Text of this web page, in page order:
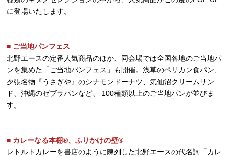
に登場いたします。
■ ご当地パンフェス
北野エースの定番人気商品のほか、同会場では全国各地のご当地パ
ンを集めた「ご当地パンフェス」も開催。浅草のペリカン食パン、
夕張名物『うさぎや』のシナモンドーナツ、気仙沼クリームサン
ド、沖縄のゼブラパンなど、 100種類以上のご当地パンが並びま
す。
■ カレーなる本棚®、ふりかけの壁®
レトルトカレーを書店のように陳列した北野エースの代名詞「カレ